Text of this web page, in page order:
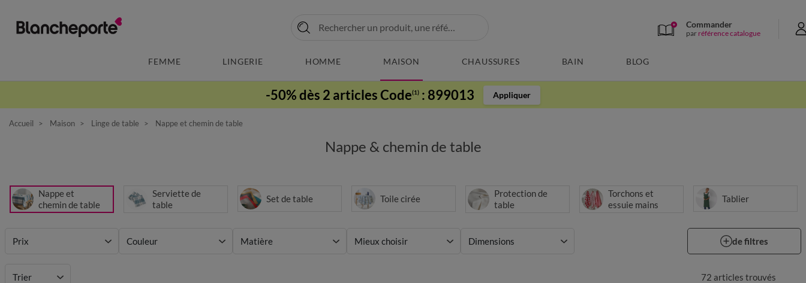
Commander
par référence catalogue
FEMME LINGERIE HOMME MAISON CHAUSSURES BAIN BLOG
-50% dès 2 articles Code(1) : 899013 Appliquer
Accueil Maison Linge de table Nappe et chemin de table
Nappe & chemin de table
Nappe et
chemin de table
Serviette de
table
Set de table Toile cirée
Protection de
table
Torchons et
essuie mains
Tablier
Prix Couleur Matière Mieux choisir Dimensions
Motif
de filtres
72 articles trouvés
Trier